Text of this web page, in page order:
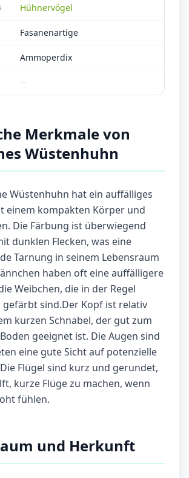
Hühnervögel
Fasanenartige
Ammoperdix
--
Merkmale von
Wüstenhuhn
Wüstenhuhn hat ein auffälliges
einem kompakten Körper und
Die Färbung ist überwiegend
dunklen Flecken, was eine
Tarnung in seinem Lebensraum
haben oft eine auffälligere
Weibchen, die in der Regel
sind.Der Kopf ist relativ
kurzen Schnabel, der gut zum
geeignet ist. Die Augen sind
eine gute Sicht auf potenzielle
Flügel sind kurz und gerundet,
kurze Flüge zu machen, wenn
fühlen.
und Herkunft